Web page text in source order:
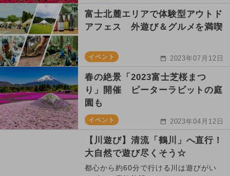
富士北麓エリアで体験型アウトド
アフェス 外遊び＆グルメを満喫
イベント 2023年07月12日
春の絶景「2023富士芝桜まつ
り」開催 ピーターラビットの庭
園も
イベント 2023年04月12日
【川遊び】清流「鶴川」へ直行！
大自然で遊び尽くそう☆
都心から約60分で行ける川は遊びがい